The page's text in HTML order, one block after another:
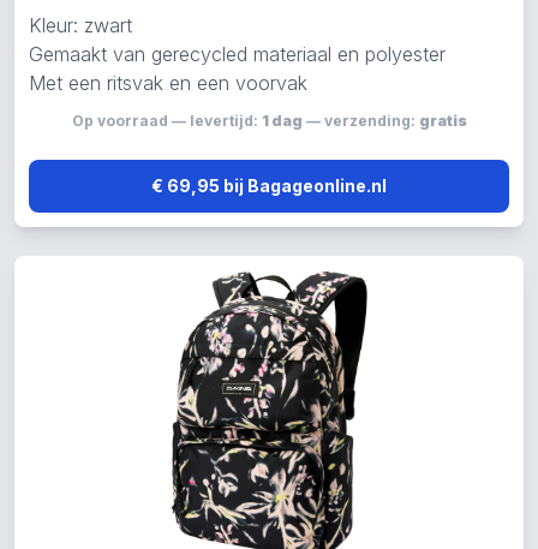
Kleur: zwart
Gemaakt van gerecycled materiaal en polyester
Met een ritsvak en een voorvak
Op voorraad — levertijd: 1 dag — verzending: gratis
€ 69,95 bij Bagageonline.nl